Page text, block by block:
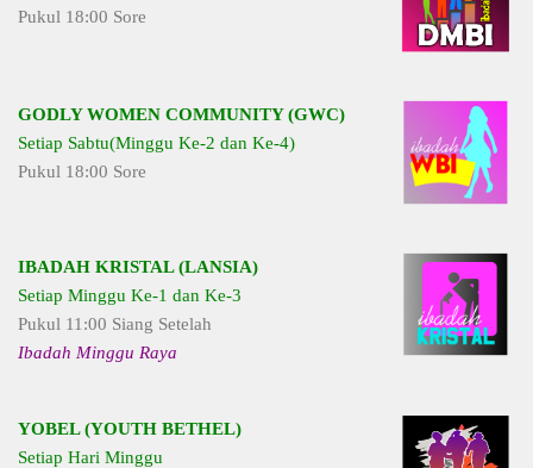
Pukul 18:00 Sore
GODLY WOMEN COMMUNITY (GWC)
Setiap Sabtu(Minggu Ke-2 dan Ke-4)
Pukul 18:00 Sore
IBADAH KRISTAL (LANSIA)
Setiap Minggu Ke-1 dan Ke-3
Pukul 11:00 Siang Setelah
Ibadah Minggu Raya
YOBEL (YOUTH BETHEL)
Setiap Hari Minggu